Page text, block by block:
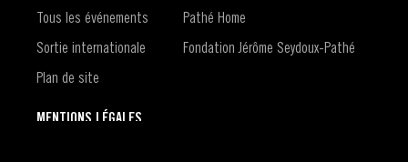
Tous les événements
Sortie internationale
Plan de site
Pathé Home
Fondation Jérôme Seydoux-Pathé
MENTIONS LÉGALES